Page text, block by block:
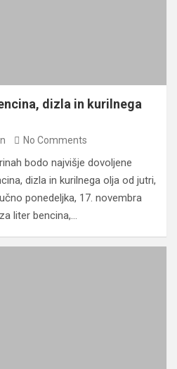
dizla in kurilnega
No Comments
bodo najvišje dovoljene
dizla in kurilnega olja od jutri,
ponedeljka, 17. novembra
liter bencina,…